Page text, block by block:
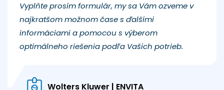
Vyplňte prosím formulár, my sa Vám ozveme v
najkratšom možnom čase s ďalšími
informáciami a pomocou s výberom
optimálneho riešenia podľa Vašich potrieb.
Wolters Kluwer | ENVITA